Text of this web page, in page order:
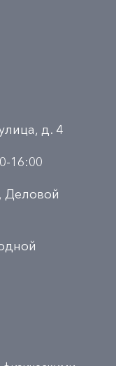
д. 4
16:00
Деловой